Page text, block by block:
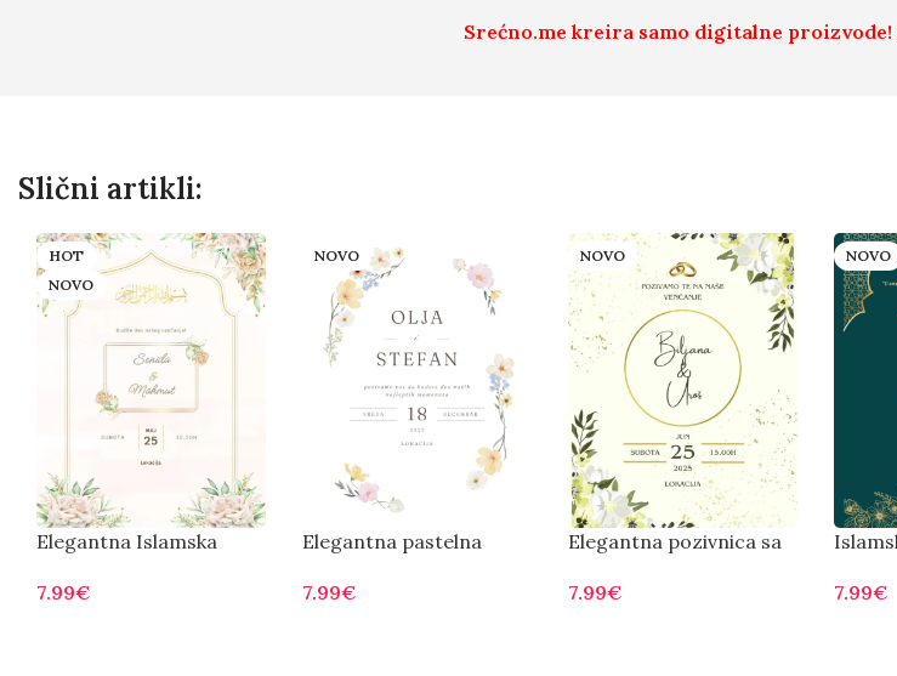
Srećno.me kreira samo digitalne
Slični artikli:
HOT
NOVO
Elegantna Islamska
7.99€
NOVO
Elegantna pastelna
elementima
7.99€
NOVO
Elegantna pozivnica sa
7.99€
NOVO
7.99€